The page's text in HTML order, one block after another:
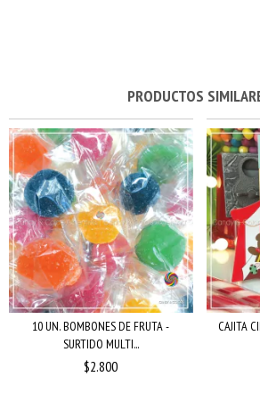
PRODUCTOS
10 UN. BOMBONES DE FRUTA -
SURTIDO MULTI...
$2.800
CAJITA